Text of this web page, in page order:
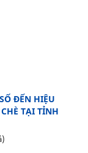
ĐẾN HIỆU
TẠI TỈNH